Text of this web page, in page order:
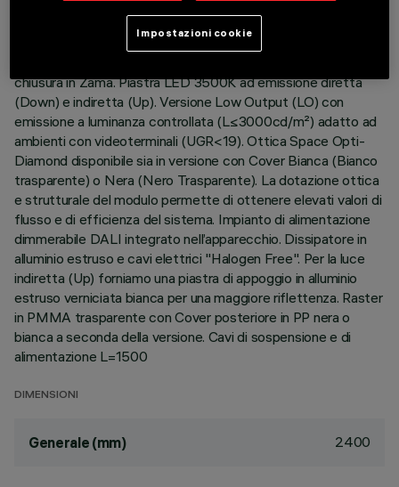
Corpo illuminante sospensione Stand Alone. Il prodotto è
chiusura in Zama. Piastra LED 3500K ad emissione diretta
(Down) e indiretta (Up). Versione Low Output (LO) con
emissione a luminanza controllata (L≤3000cd/m²) adatto ad
ambienti con videoterminali (UGR<19). Ottica Space Opti-
Diamond disponibile sia in versione con Cover Bianca (Bianco
trasparente) o Nera (Nero Trasparente). La dotazione ottica
e strutturale del modulo permette di ottenere elevati valori di
flusso e di efficienza del sistema. Impianto di alimentazione
dimmerabile DALI integrato nell’apparecchio. Dissipatore in
alluminio estruso e cavi elettrici "Halogen Free". Per la luce
indiretta (Up) forniamo una piastra di appoggio in alluminio
estruso verniciata bianca per una maggiore riflettenza. Raster
in PMMA trasparente con Cover posteriore in PP nera o
bianca a seconda della versione. Cavi di sospensione e di
alimentazione L=1500
DIMENSIONI
Generale (mm) 2400
Impostazioni cookie